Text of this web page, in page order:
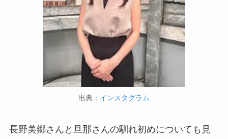
出典： インスタグラム
長野美郷さんと旦那さんの馴れ初めについても見